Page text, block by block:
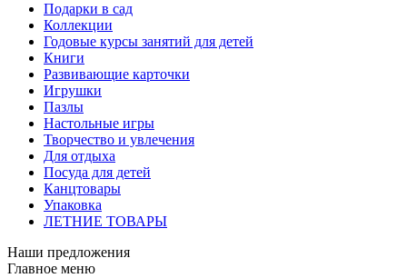
Подарки в сад
Коллекции
Годовые курсы занятий для детей
Книги
Развивающие карточки
Игрушки
Пазлы
Настольные игры
Творчество и увлечения
Для отдыха
Посуда для детей
Канцтовары
Упаковка
ЛЕТНИЕ ТОВАРЫ
Наши предложения
Главное меню